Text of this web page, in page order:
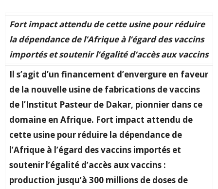
Fort impact attendu de cette usine pour réduire
la dépendance de l’Afrique à l’égard des vaccins
importés et soutenir l’égalité d’accès aux vaccins
Il s’agit d’un financement d’envergure en faveur
de la nouvelle usine de fabrications de vaccins
de l’Institut Pasteur de Dakar, pionnier dans ce
domaine en Afrique. Fort impact attendu de
cette usine pour réduire la dépendance de
l’Afrique à l’égard des vaccins importés et
soutenir l’égalité d’accès aux vaccins :
production jusqu’à 300 millions de doses de